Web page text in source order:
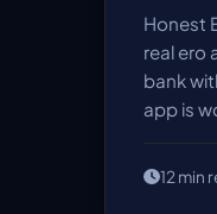
Honest
real ero
bank
app is
12 min